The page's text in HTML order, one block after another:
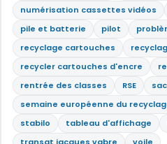
numérisation cassettes vidéos
pile et batterie
pilot
recyclage cartouches
recycler cartouches d'encre
rentrée des classes
RSE
semaine européenne du
stabilo
tableau d'affichage